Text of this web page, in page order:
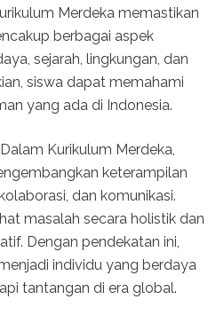
Merdeka memastikan
berbagai aspek
sejarah, lingkungan, dan
siswa dapat memahami
yang ada di Indonesia.
Kurikulum Merdeka,
keterampilan
dan komunikasi.
masalah secara holistik dan
Dengan pendekatan ini,
individu yang berdaya
tantangan di era global.